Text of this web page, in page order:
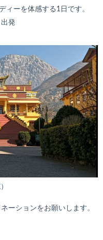
ーを体感する1日です。
発
ーションをお願いします。